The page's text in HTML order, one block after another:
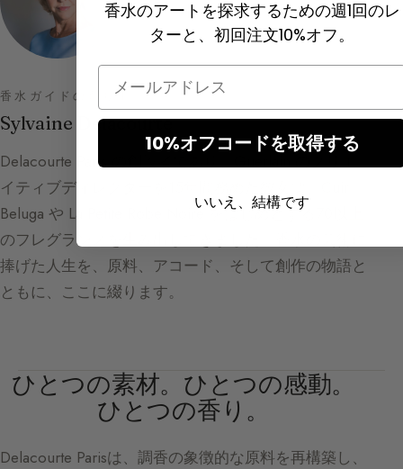
香水ガイドの創り手
Sylvaine Delacourte
Delacourte Paris の創設者であり、Guerlain のクリエ
イティブディレクターを15年間務めた彼女は、Cuir
Beluga や La Petite Robe Noire をはじめとする70以上
のフレグランスを生み出してきました。香水の芸術に
捧げた人生を、原料、アコード、そして創作の物語と
ともに、ここに綴ります。
ひとつの素材。ひとつの感動。
ひとつの香り。
Delacourte Parisは、調香の象徴的な原料を再構築し、
香水のアートを探求するための週1回のレ
ターと、初回注文10%オフ。
Email
10%オフコードを取得する
いいえ、結構です